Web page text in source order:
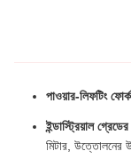
পাওয়ার-লিফটিং
ইন্ডাস্ট্রিয়াল গ্রেডের
মিটার, উত্তোলনের